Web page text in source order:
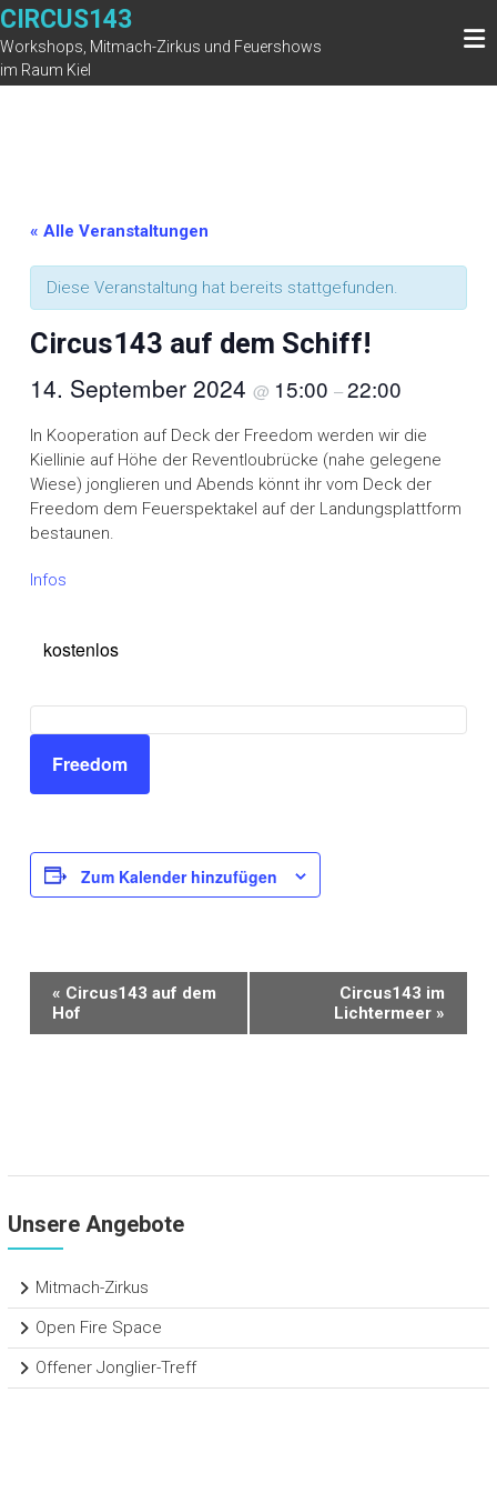
Zum
Inhalt
springen
CIRCUS143
Workshops, Mitmach-Zirkus und Feuershows
im Raum Kiel
« Alle Veranstaltungen
Diese Veranstaltung hat bereits stattgefunden.
Circus143 auf dem Schiff!
14. September 2024 @ 15:00 –22:00
In Kooperation auf Deck der Freedom werden wir die
Kiellinie auf Höhe der Reventloubrücke (nahe gelegene
Wiese) jonglieren und Abends könnt ihr vom Deck der
Freedom dem Feuerspektakel auf der Landungsplattform
bestaunen.
Infos
kostenlos
Freedom
Zum Kalender hinzufügen
a
t
u
n
« Circus143 auf dem
Hof
Circus143 im
Lichtermeer »
Unsere Angebote
Mitmach-Zirkus
Open Fire Space
Offener Jonglier-Treff